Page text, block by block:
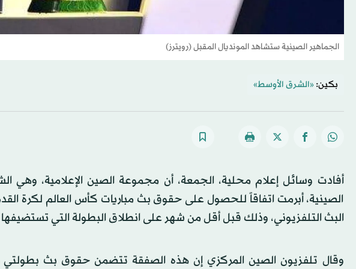
الجماهير الصينية ستشاهد المونديال المقبل (رويترز)
بكين: «الشرق الأوسط»
أفادت وسائل إعلام محلية، الجمعة، أن مجموعة الصين الإعلامية، وهي
الصينية، أبرمت اتفاقاً للحصول على حقوق بث مباريات كأس العالم لكرة
البث التلفزيوني، وذلك قبل أقل من شهر على انطلاق البطولة التي